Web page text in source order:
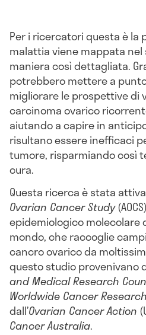
Per i ricercatori questa è la
malattia viene mappata nel
maniera così dettagliata.
potrebbero mettere a
migliorare le prospettive di
carcinoma ovarico
aiutando a capire in
risultano essere inefficaci
tumore, risparmiando così
cura.
Questa ricerca è stata
Ovarian Cancer Study
epidemiologico molecolare
mondo, che raccoglie
cancro ovarico da
questo studio provenivano
and Medical Research
Worldwide Cancer Research
dall’Ovarian Cancer Action
Cancer Australia.